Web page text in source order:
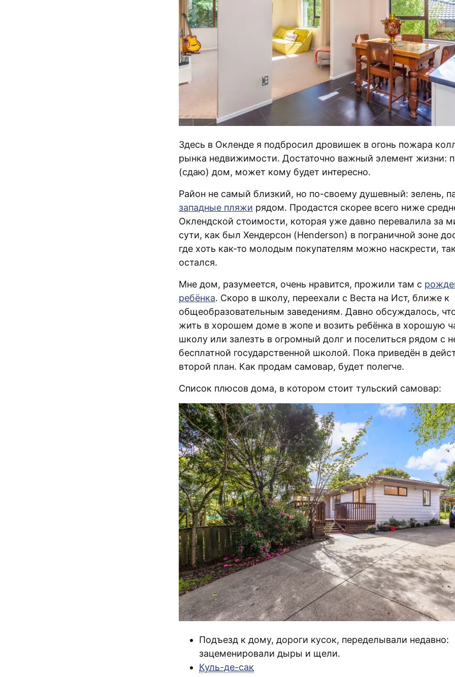
Здесь в Окленде я подбросил дровишек в огонь пожара
рынка недвижимости. Достаточно важный элемент жизни:
(сдаю) дом, может кому будет интересно.
Район не самый близкий, но по-своему душевный: зелень,
западные пляжи рядом. Продастся скорее всего ниже
Оклендской стоимости, которая уже давно перевалила за
сути, как был Хендерсон (Henderson) в пограничной зоне
где хоть как-то молодым покупателям можно наскрести,
остался.
Мне дом, разумеется, очень нравится, прожили там с
ребёнка. Скоро в школу, переехали с Веста на Ист, ближе к
общеобразовательным заведениям. Давно обсуждалось,
жить в хорошем доме в жопе и возить ребёнка в хорошую
школу или залезть в огромный долг и поселиться рядом с
бесплатной государственной школой. Пока приведён в
второй план. Как продам самовар, будет полегче.
Список плюсов дома, в котором стоит тульский самовар:
Подъезд к дому, дороги кусок, переделывали недавно:
зацеменировали дыры и щели.
Куль-де-сак